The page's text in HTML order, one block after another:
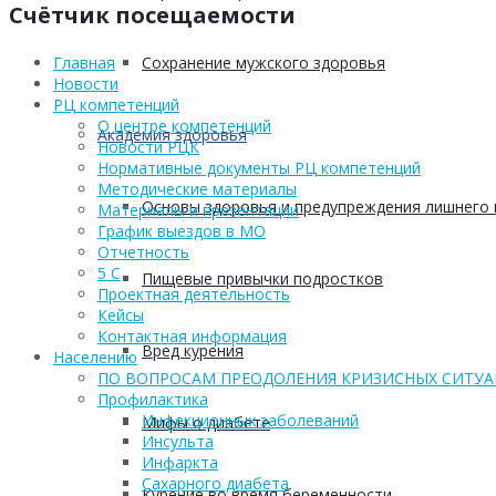
Сохранение мужского здоровья
Академия здоровья
Основы здоровья и предупреждения лишнего
Пищевые привычки подростков
Вред курения
Мифы о диабете
Счётчик посещаемости
Главная
Новости
РЦ компетенций
О центре компетенций
Новости РЦК
Нормативные документы РЦ компетенций
Методические материалы
Материалы и презентации
График выездов в МО
Отчетность
5 С
Проектная деятельность
Кейсы
Контактная информация
Населению
ПО ВОПРОСАМ ПРЕОДОЛЕНИЯ КРИЗИСНЫХ
Профилактика
Инфекционных заболеваний
Инсульта
Инфаркта
Сахарного диабета